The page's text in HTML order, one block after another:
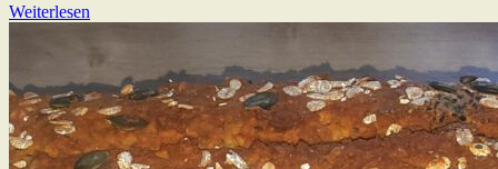
Weiterlesen